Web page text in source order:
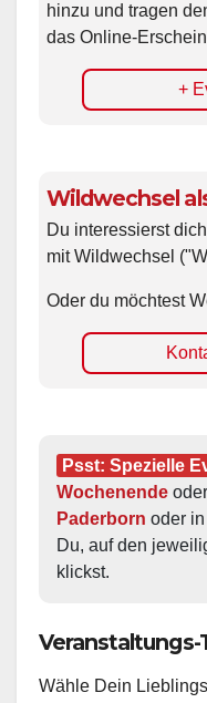
hinzu und tragen
das Online-
+
Wildwechsel
Du interessierst
mit Wildwechsel
Oder du möchtest
Psst: Spezielle
Wochenende
Paderborn oder in
Du, auf den
klickst.
Veranstaltungs-
Wähle Dein